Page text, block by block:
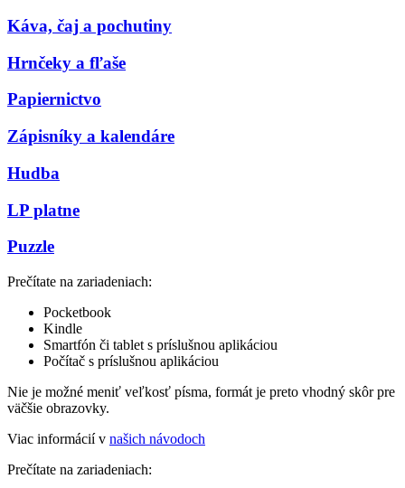
Káva, čaj a pochutiny
Hrnčeky a fľaše
Papiernictvo
Zápisníky a kalendáre
Hudba
LP platne
Puzzle
Prečítate na zariadeniach:
Pocketbook
Kindle
Smartfón či tablet s príslušnou aplikáciou
Počítač s príslušnou aplikáciou
Nie je možné meniť veľkosť písma, formát je preto vhodný skôr pre
väčšie obrazovky.
Viac informácií v našich návodoch
Prečítate na zariadeniach: